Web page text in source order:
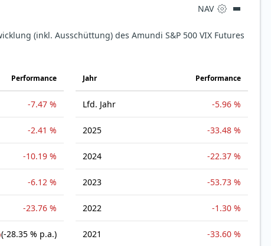
NAV
(inkl. Ausschüttung) des Amundi S&P 500 VIX Futures
Perfor­mance
-7.47 %
-2.41 %
-10.19 %
-6.12 %
-23.76 %
(-28.35 % p.a.)
Jahr Perfor­mance
Lfd. Jahr -5.96 %
2025 -33.48 %
2024 -22.37 %
2023 -53.73 %
2022 -1.30 %
2021 -33.60 %